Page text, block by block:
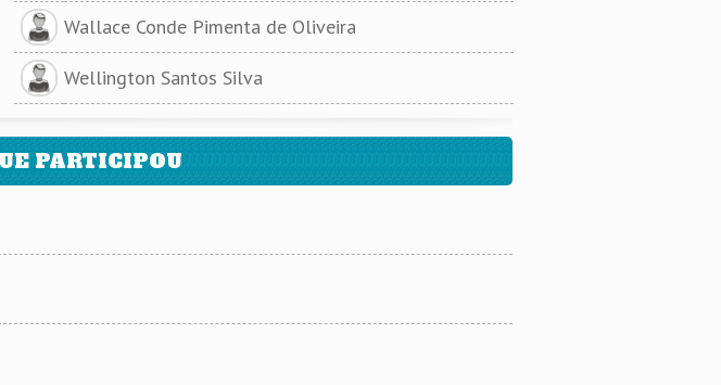
Wallace Conde Pimenta de Oliveira
Wellington Santos Silva
PARTICIPOU